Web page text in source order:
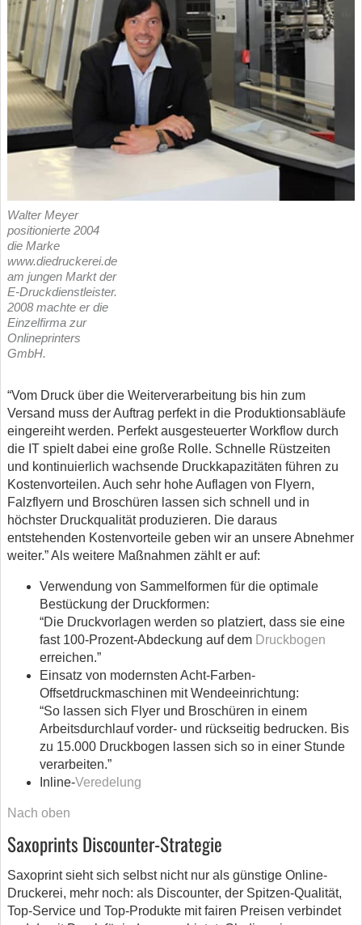
Walter Meyer
positionierte 2004
die Marke
www.diedruckerei.de
am jungen Markt der
E-Druckdienstleister.
2008 machte er die
Einzelfirma zur
Onlineprinters
GmbH.
“Vom Druck über die Weiterverarbeitung bis hin zum
Versand muss der Auftrag perfekt in die Produktionsabläufe
eingereiht werden. Perfekt ausgesteuerter Workflow durch
die IT spielt dabei eine große Rolle. Schnelle Rüstzeiten
und kontinuierlich wachsende Druckkapazitäten führen zu
Kostenvorteilen. Auch sehr hohe Auflagen von Flyern,
Falzflyern und Broschüren lassen sich schnell und in
höchster Druckqualität produzieren. Die daraus
entstehenden Kostenvorteile geben wir an unsere Abnehmer
weiter.” Als weitere Maßnahmen zählt er auf:
Verwendung von Sammelformen für die optimale
Bestückung der Druckformen:
“Die Druckvorlagen werden so platziert, dass sie eine
fast 100-Prozent-Abdeckung auf dem Druckbogen
erreichen.”
Einsatz von modernsten Acht-Farben-
Offsetdruckmaschinen mit Wendeeinrichtung:
“So lassen sich Flyer und Broschüren in einem
Arbeitsdurchlauf vorder- und rückseitig bedrucken. Bis
zu 15.000 Druckbogen lassen sich so in einer Stunde
verarbeiten.”
Inline-Veredelung
Nach oben
Saxoprints Discounter-Strategie
Saxoprint sieht sich selbst nicht nur als günstige Online-
Druckerei, mehr noch: als Discounter, der Spitzen-Qualität,
Top-Service und Top-Produkte mit fairen Preisen verbindet